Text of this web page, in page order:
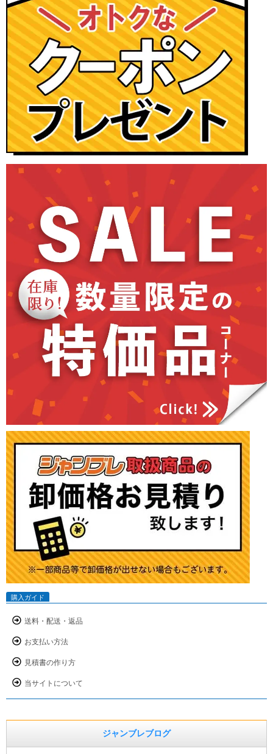
購入ガイド
送料・配送・返品
お支払い方法
見積書の作り方
当サイトについて
ジャンブレブログ